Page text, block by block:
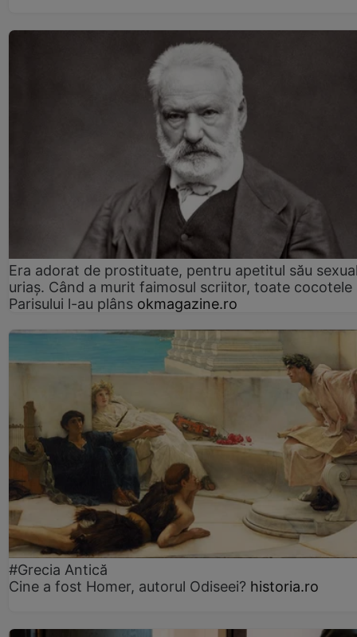
Era adorat de prostituate, pentru apetitul său
uriaș. Când a murit faimosul scriitor, toate cocotele
Parisului l-au plâns okmagazine.ro
#Grecia Antică
Cine a fost Homer, autorul Odiseei? historia.ro